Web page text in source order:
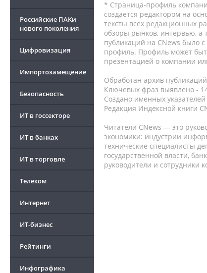
Российские ПАКи
нового поколения
Цифровизация
Импортозамещение
Безопасность
ИТ в госсекторе
ИТ в банках
ИТ в торговле
Телеком
Интернет
ИТ-бизнес
Рейтинги
Инфографика
* Страница-профиль
создается редактором на
тексты всех редакционных
обзоры рынков, интервью, а
публикаций на CNews было
профиль. Профиль может
презентацией о компании
Обработан архив
Ключевых фраз выявлено -
Создано именных указателей
Редакция Индексной книги
Читатели CNews — это
экономики: индустрии
технические специалисты
государственной власти,
руководители и сотрудники